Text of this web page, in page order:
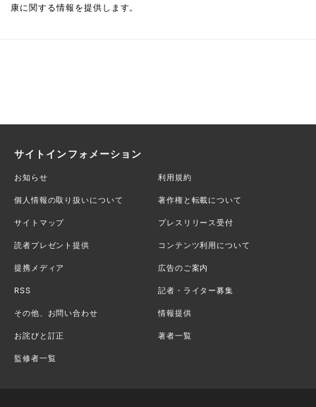
康に関する情報を提供します。
サイトインフォメーション
お知らせ 利用規約
個人情報の取り扱いについて 著作権と転載について
サイトマップ プレスリリース受付
読者プレゼント提供 コンテンツ利用について
提携メディア 広告のご案内
RSS 記者・ライター募集
その他、お問い合わせ 情報提供
お詫びと訂正 著者一覧
監修者一覧